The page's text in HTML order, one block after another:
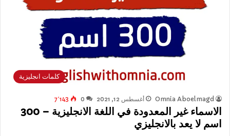
كلمات انجليزية
Omnia Aboelmagd أغسطس 12, 2021 0 7٬143
الاسماء غير المعدودة في اللغة الانجليزية – 300
اسم لا يعد بالانجليزي